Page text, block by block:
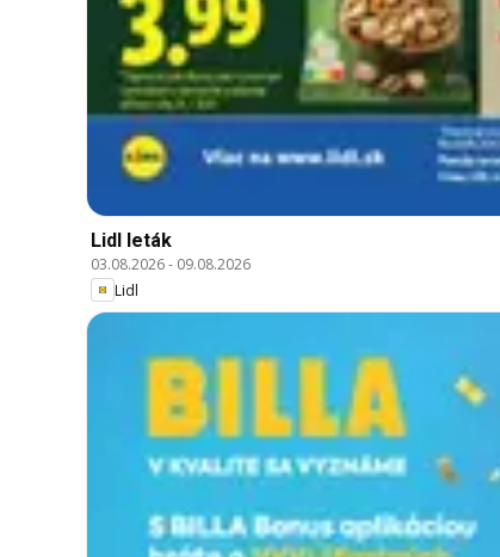
Lidl leták
03.08.2026- 09.08.2026
Lidl